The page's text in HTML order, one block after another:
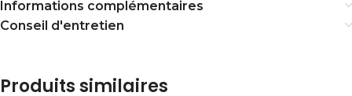
Informations complémentaires
Conseil d'entretien
Produits similaires